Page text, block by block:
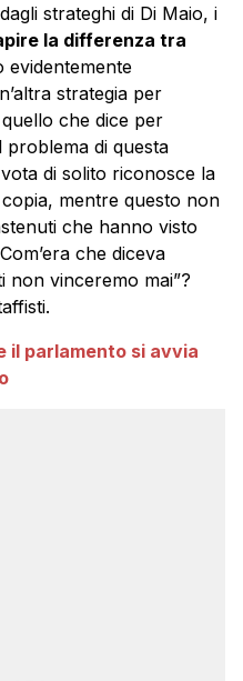
strateghi di Di Maio, i
la differenza tra
evidentemente
strategia per
che dice per
problema di questa
di solito riconosce la
mentre questo non
che hanno visto
che diceva
non vinceremo mai”?
il parlamento si avvia